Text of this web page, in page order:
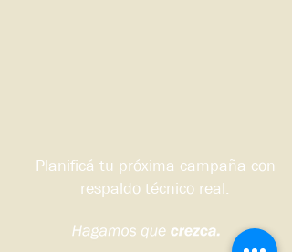
Planificá tu próxima campaña con
respaldo técnico real.